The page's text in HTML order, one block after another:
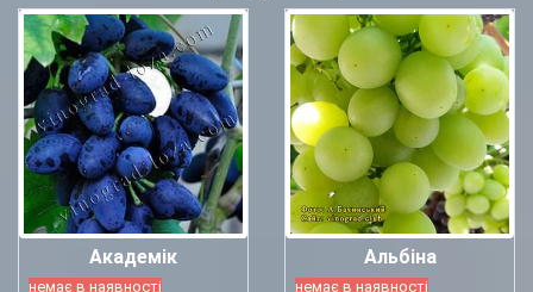
Академік
немає в наявності
Альбіна
немає в наявності